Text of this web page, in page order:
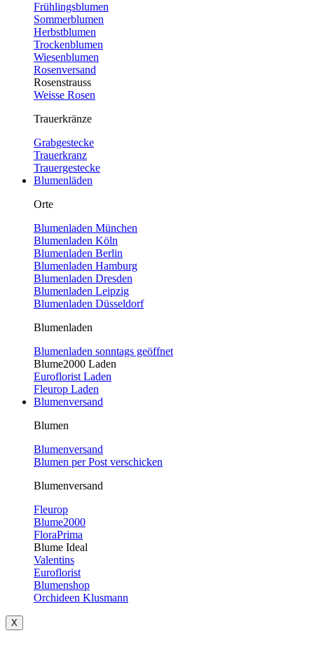
Frühlingsblumen
Sommerblumen
Herbstblumen
Trockenblumen
Wiesenblumen
Rosenversand
Rosenstrauss
Weisse Rosen
Trauerkränze
Grabgestecke
Trauerkranz
Trauergestecke
Blumenläden
Orte
Blumenladen München
Blumenladen Köln
Blumenladen Berlin
Blumenladen Hamburg
Blumenladen Dresden
Blumenladen Leipzig
Blumenladen Düsseldorf
Blumenladen
Blumenladen sonntags geöffnet
Blume2000 Laden
Euroflorist Laden
Fleurop Laden
Blumenversand
Blumen
Blumenversand
Blumen per Post verschicken
Blumenversand
Fleurop
Blume2000
FloraPrima
Blume Ideal
Valentins
Euroflorist
Blumenshop
Orchideen Klusmann
X